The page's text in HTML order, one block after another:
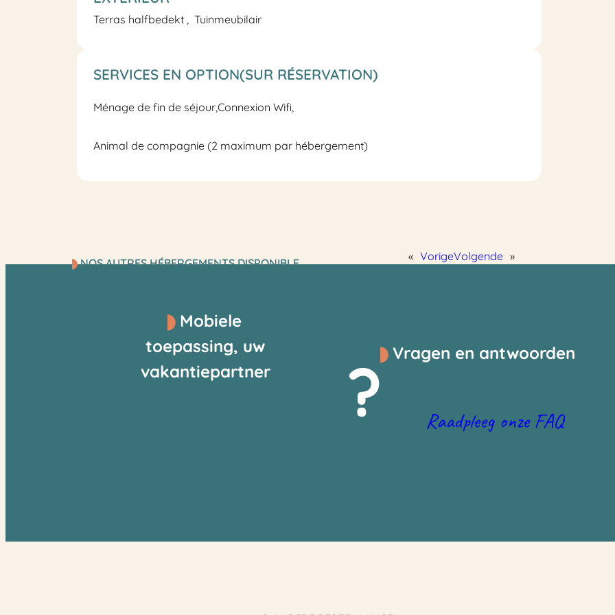
Terras halfbedekt Tuinmeubilair
SERVICES EN OPTION(SUR RÉSERVATION)
Ménage de fin de séjourConnexion Wifi,
Animal de compagnie (2 maximum par hébergement)
NOS AUTRES HÉBERGEMENTS DISPONIBLE « VorigeVolgende »
Mobiele
toepassing, uw
vakantiepartner
? Vragen en antwoorden
Raadpleeg onze FAQ